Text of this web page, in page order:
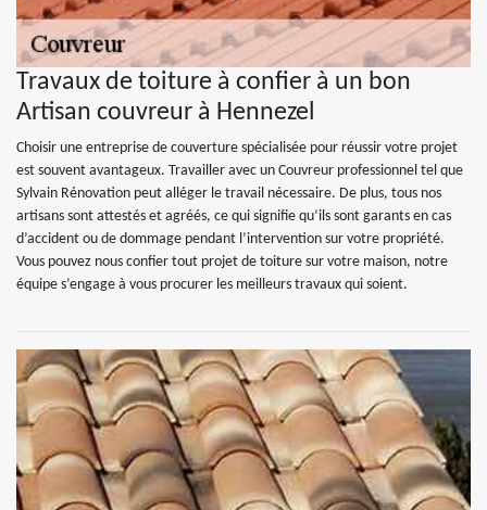
Travaux de toiture à confier à un bon
Artisan couvreur à Hennezel
Choisir une entreprise de couverture spécialisée pour réussir votre projet
est souvent avantageux. Travailler avec un Couvreur professionnel tel que
Sylvain Rénovation peut alléger le travail nécessaire. De plus, tous nos
artisans sont attestés et agréés, ce qui signifie qu’ils sont garants en cas
d’accident ou de dommage pendant l’intervention sur votre propriété.
Vous pouvez nous confier tout projet de toiture sur votre maison, notre
équipe s’engage à vous procurer les meilleurs travaux qui soient.